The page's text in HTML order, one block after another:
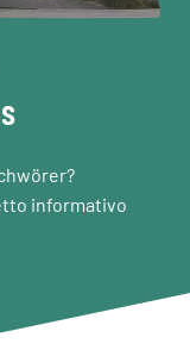
informativo